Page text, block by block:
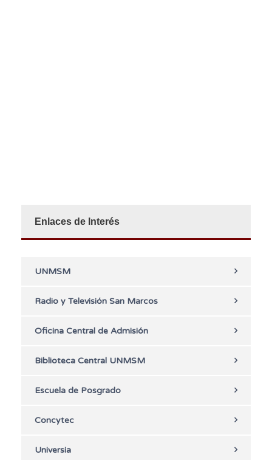
Enlaces de Interés
UNMSM
Radio y Televisión San Marcos
Oficina Central de Admisión
Biblioteca Central UNMSM
Escuela de Posgrado
Concytec
Universia